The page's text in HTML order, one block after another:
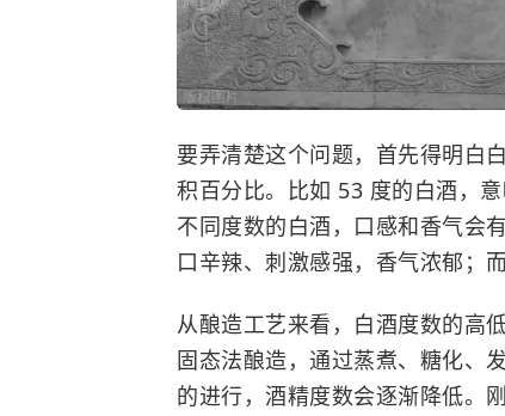
要弄清楚这个问题，首先得明白
积百分比。比如 53 度的白酒，
不同度数的白酒，口感和香气会
口辛辣、刺激感强，香气浓郁；
从酿造工艺来看，白酒度数的高
固态法酿造，通过蒸煮、糖化、
的进行，酒精度数会逐渐降低。